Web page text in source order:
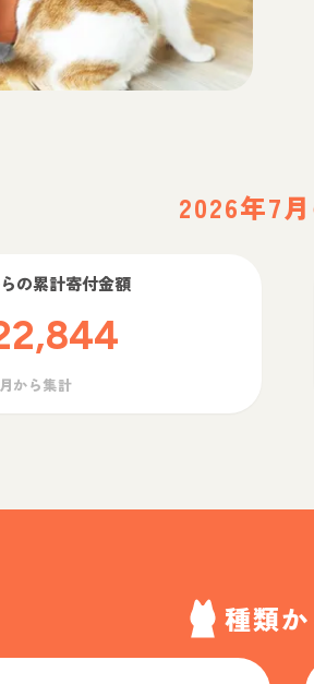
2026年7
の累計寄付金額
から集計
種類